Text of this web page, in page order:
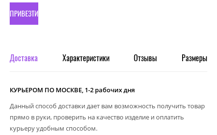
ПРИВЕЗТИ
ЗАКАЗ
Доставка Характеристики Отзывы Размеры
КУРЬЕРОМ ПО МОСКВЕ, 1-2 рабочих дня
Данный способ доставки дает вам возможность получить товар
прямо в руки, проверить на качество изделие и оплатить
курьеру удобным способом.